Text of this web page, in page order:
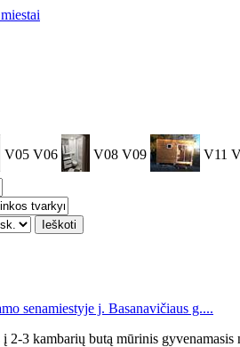
V05 V06 V08 V09 V11
senamiestyje j. Basanavičiaus g....
į 2-3 kambarių butą mūrinis